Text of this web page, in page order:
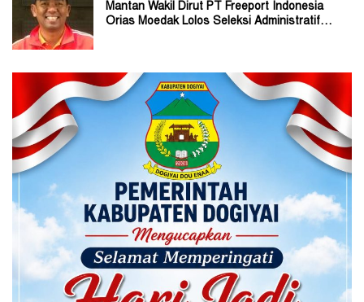
Mantan Wakil Dirut PT Freeport Indonesia
Orias Moedak Lolos Seleksi Administratif